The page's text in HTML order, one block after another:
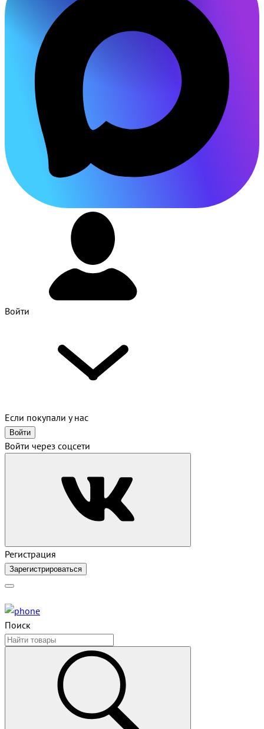
Войти
Если покупали у нас
Войти
Войти через соцсети
Регистрация
Зарегистрироваться
Поиск